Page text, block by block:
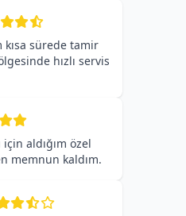
kısa sürede tamir
hızlı servis
aldığım özel
memnun kaldım.